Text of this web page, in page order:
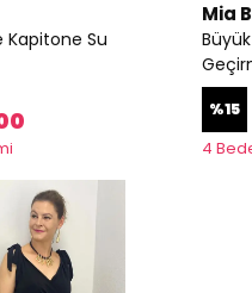
Kapitone Su
Mia
%15
4